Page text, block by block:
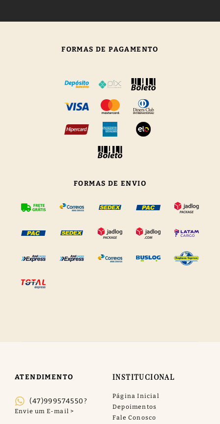
FORMAS DE PAGAMENTO
FORMAS DE ENVIO
ATENDIMENTO
(47)999574550?
INSTITUCIONAL
Página Inicial
Depoimentos
Fale Conosco